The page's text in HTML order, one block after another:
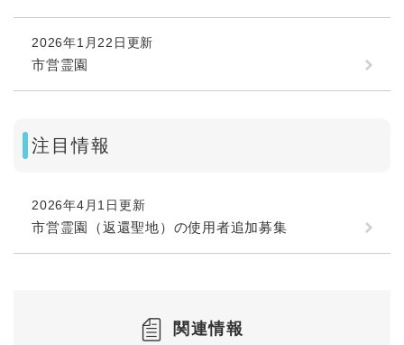
2026年1月22日更新
市営霊園
注目情報
2026年4月1日更新
市営霊園（返還聖地）の使用者追加募集
関連情報